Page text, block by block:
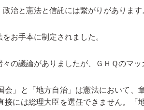
治と憲法と信託には繋がりがあります
お手本に制定されました。
の議論がありましたが、ＧＨＱのマ
」と「地方自治」は憲法において、
には総理大臣を選任できません。「